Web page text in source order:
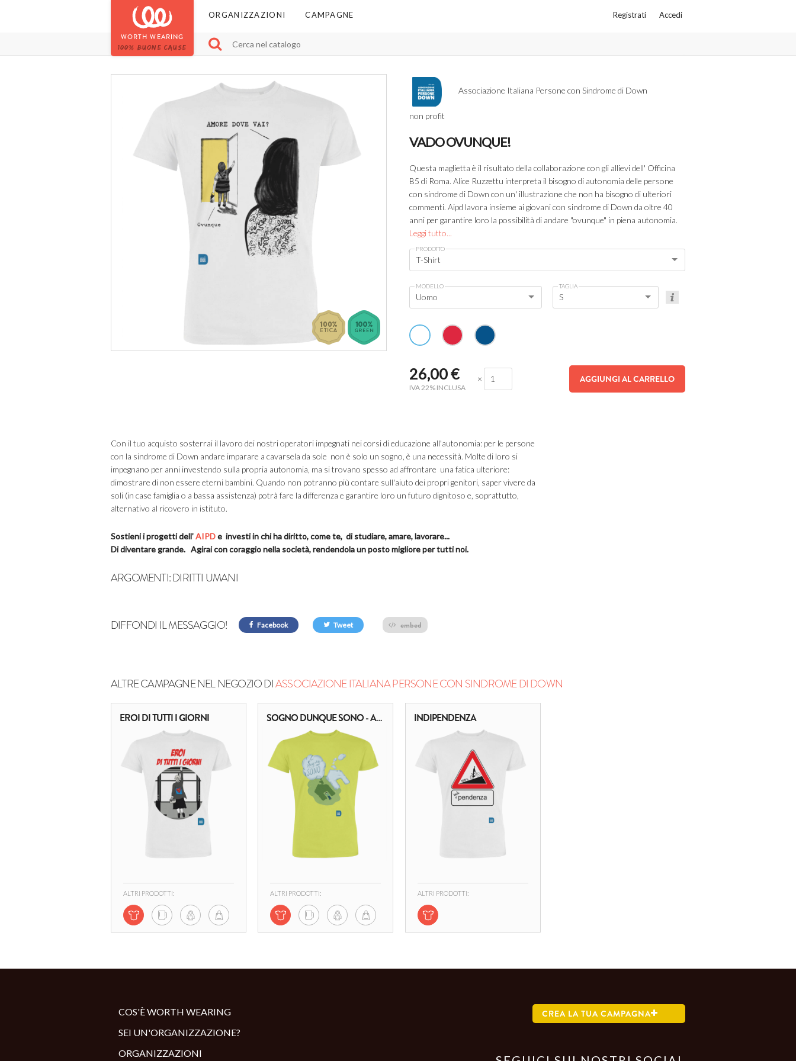
WORTH WEARING
100% BUONE CAUSE
Registrati Accedi
ORGANIZZAZIONI CAMPAGNE
Associazione Italiana Persone con Sindrome di Down
non profit
VADO OVUNQUE!
Questa maglietta è il risultato della collaborazione con gli allievi dell' Officina
B5 di Roma. Alice Ruzzettu interpreta il bisogno di autonomia delle persone
con sindrome di Down con un' illustrazione che non ha bisogno di ulteriori
commenti. Aipd lavora insieme ai giovani con sindrome di Down da oltre 40
anni per garantire loro la possibilità di andare "ovunque" in piena autonomia.
Leggi tutto...
PRODOTTO
T-Shirt
MODELLO
Uomo
TAGLIA
S
26,00€
IVA 22% INCLUSA
× AGGIUNGI AL CARRELLO
Con il tuo acquisto sosterrai il lavoro dei nostri operatori impegnati nei corsi di educazione all'autonomia: per le persone
con la sindrome di Down andare imparare a cavarsela da sole non è solo un sogno, è una necessità. Molte di loro si
impegnano per anni investendo sulla propria autonomia, ma si trovano spesso ad affrontare una fatica ulteriore:
dimostrare di non essere eterni bambini. Quando non potranno più contare sull'aiuto dei propri genitori, saper vivere da
soli (in case famiglia o a bassa assistenza) potrà fare la differenza e garantire loro un futuro dignitoso e, soprattutto,
alternativo al ricovero in istituto.
Sostieni i progetti dell’AIPDe investi in chi ha diritto, come te, di studiare, amare, lavorare...
Di diventare grande. Agirai con coraggio nella società, rendendola un posto migliore per tutti noi.
ARGOMENTI:DIRITTI UMANI
DIFFONDI IL MESSAGGIO! Facebook Tweet embed
ALTRE CAMPAGNE NEL NEGOZIO DIASSOCIAZIONE ITALIANA PERSONE CON SINDROME DI DOWN
EROI DI TUTTI I GIORNI
ALTRI PRODOTTI:
SOGNO DUNQUE SONO - AUTONOMIA E DIRITTO AD AVERE UNA CASA
ALTRI PRODOTTI:
INDIPENDENZA
ALTRI PRODOTTI:
COS'È WORTH WEARING
SEI UN'ORGANIZZAZIONE?
ORGANIZZAZIONI
CREA LA TUA CAMPAGNA